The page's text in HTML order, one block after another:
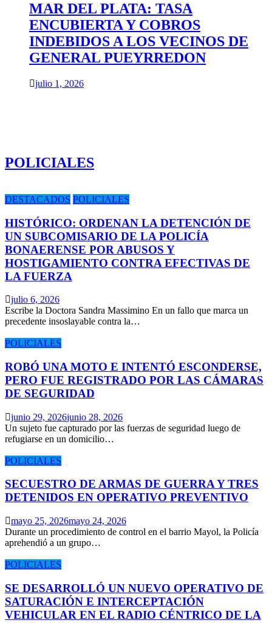
MAR DEL PLATA: TASA
ENCUBIERTA Y COBROS
INDEBIDOS A LOS VECINOS DE
GENERAL PUEYRREDON
julio 1, 2026
POLICIALES
DESTACADOS POLICIALES
HISTÓRICO: ORDENAN LA DETENCIÓN DE
UN SUBCOMISARIO DE LA POLICÍA
BONAERENSE POR ABUSOS Y
HOSTIGAMIENTO CONTRA EFECTIVAS DE
LA FUERZA
julio 6, 2026
Escribe la Doctora Sandra Massimino En un fallo que marca un
precedente insoslayable contra la…
POLICIALES
ROBÓ UNA MOTO E INTENTÓ ESCONDERSE,
PERO FUE REGISTRADO POR LAS CÁMARAS
DE SEGURIDAD
junio 29, 2026junio 28, 2026
Un sujeto fue capturado por las fuerzas de seguridad luego de
refugiarse en un domicilio…
POLICIALES
SECUESTRO DE ARMAS DE GUERRA Y TRES
DETENIDOS EN OPERATIVO PREVENTIVO
mayo 25, 2026mayo 24, 2026
Durante un procedimiento de control en el barrio Mayol, la Policía
aprehendió a un grupo…
POLICIALES
SE DESARROLLÓ UN NUEVO OPERATIVO DE
SATURACIÓN E INTERCEPTACIÓN
VEHICULAR EN EL RADIO CÉNTRICO DE LA